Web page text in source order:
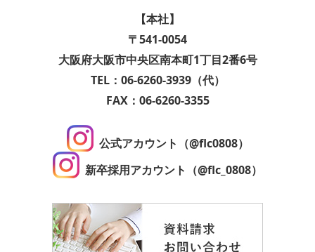
【本社】
〒541-0054
大阪府大阪市中央区南本町1丁目2番6号
TEL：06-6260-3939（代）
FAX：06-6260-3355
公式アカウント（@flc0808）
新卒採用アカウント（@flc_0808）